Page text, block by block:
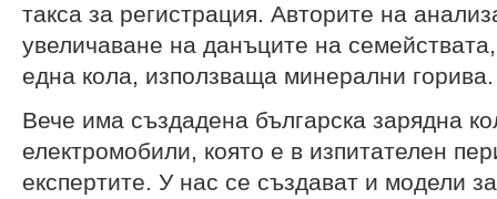
такса за регистрация. Авторите на
увеличаване на данъците на
една кола, използваща минерални горива.
Вече има създадена българска зарядна
електромобили, която е в изпитателен
експертите. У нас се създават и модели